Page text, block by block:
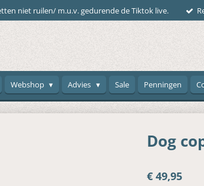
niet ruilen/ m.u.v. gedurende de Tiktok live.
Webshop Advies Sale Penningen
Dog
€ 49,95